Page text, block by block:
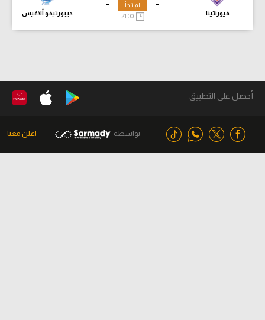
-
فيورنتينا
-
ديبورتيفو ألافيس
لم تبدأ
21:00
أحصل على التطبيق
بواسطة اعلن معنا